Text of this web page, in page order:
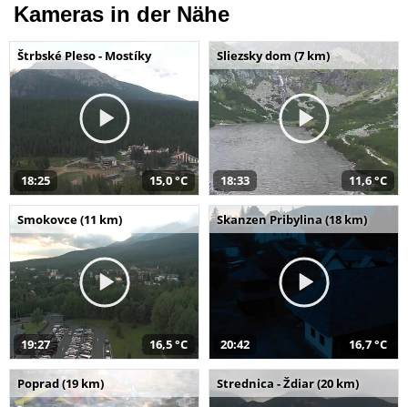
Kameras in der Nähe
Štrbské Pleso - Mostíky
18:25 15,0 °C
Sliezsky dom (7 km)
18:33 11,6 °C
Smokovce (11 km)
19:27 16,5 °C
Skanzen Pribylina (18 km)
20:42 16,7 °C
Poprad (19 km) Strednica - Ždiar (20 km)